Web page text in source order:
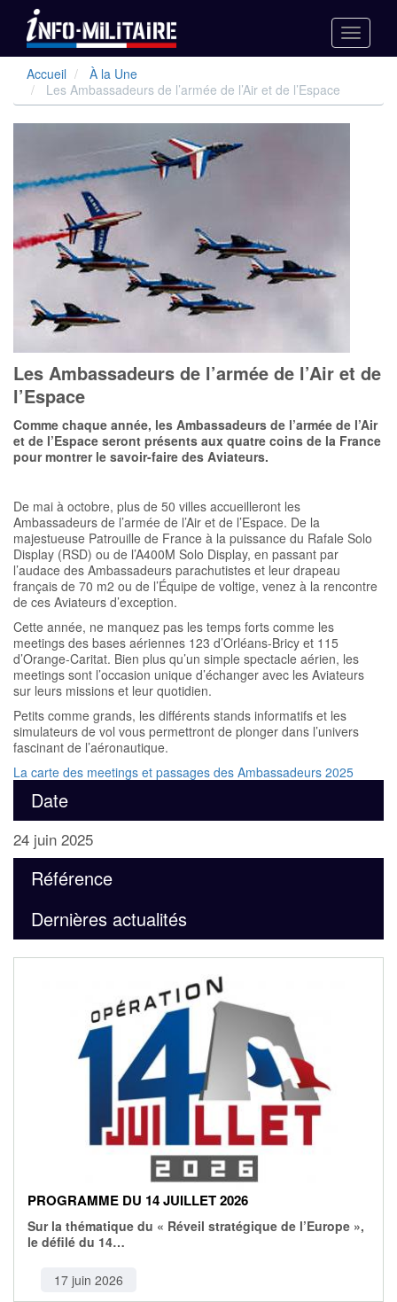
contenu
Toggle
Accueil
À la Une
Les Ambassadeurs de l’armée de l’Air et de l’Espace
Les Ambassadeurs de l’armée de l’Air et de
l’Espace
Comme chaque année, les Ambassadeurs de l’armée de l’Air
et de l’Espace seront présents aux quatre coins de la France
pour montrer le savoir-faire des Aviateurs.
De mai à octobre, plus de 50 villes accueilleront les
Ambassadeurs de l’armée de l’Air et de l’Espace. De la
majestueuse Patrouille de France à la puissance du Rafale Solo
Display (RSD) ou de l’A400M Solo Display, en passant par
l’audace des Ambassadeurs parachutistes et leur drapeau
français de 70 m2 ou de l’Équipe de voltige, venez à la rencontre
de ces Aviateurs d’exception.
Cette année, ne manquez pas les temps forts comme les
meetings des bases aériennes 123 d’Orléans-Bricy et 115
d’Orange-Caritat. Bien plus qu’un simple spectacle aérien, les
meetings sont l’occasion unique d’échanger avec les Aviateurs
sur leurs missions et leur quotidien.
Petits comme grands, les différents stands informatifs et les
simulateurs de vol vous permettront de plonger dans l’univers
fascinant de l’aéronautique.
La carte des meetings et passages des Ambassadeurs 2025
Date
24 juin 2025
Référence
Dernières actualités
PROGRAMME DU 14 JUILLET 2026
Sur la thématique du « Réveil stratégique de l’Europe »,
le défilé du 14…
17 juin 2026